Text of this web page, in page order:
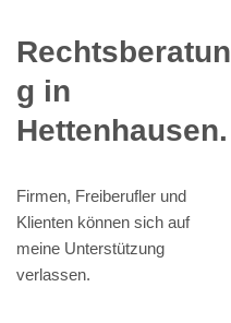
Rechtsberatun
g in
Hettenhausen.
Firmen, Freiberufler und
Klienten können sich auf
meine Unterstützung
verlassen.